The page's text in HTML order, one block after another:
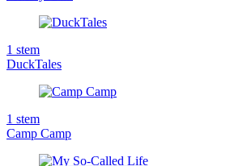
1 stem
DuckTales
1 stem
Camp Camp